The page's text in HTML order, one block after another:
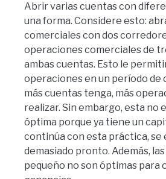
Abrir varias cuentas con
una forma. Considere esto:
comerciales con dos
operaciones comerciales de
ambas cuentas. Esto le
operaciones en un período de
más cuentas tenga, más
realizar. Sin embargo, esta no
óptima porque ya tiene un
continúa con esta práctica, se
demasiado pronto. Además,
pequeño no son óptimas para